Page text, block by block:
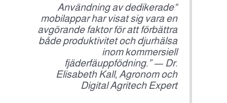
“Användning av dedikerade
mobilappar har visat sig vara en
avgörande faktor för att förbättra
både produktivitet och djurhälsa
inom kommersiell
fjäderfäuppfödning.” — Dr.
Elisabeth Kall, Agronom och
Digital Agritech Expert